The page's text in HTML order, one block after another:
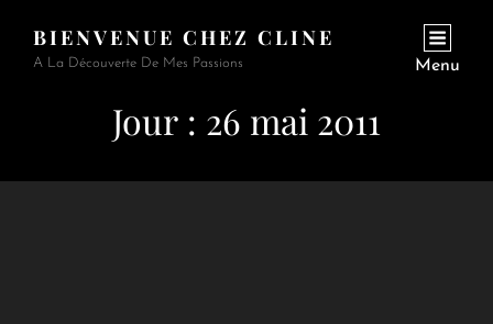
BIENVENUE CHEZ CLINE
A La Découverte De Mes Passions Menu
Jour : 26 mai 2011